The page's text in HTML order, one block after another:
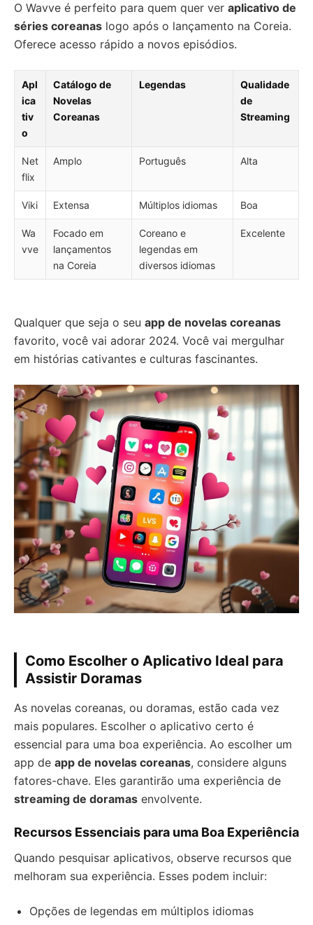
O Wavve é perfeito para quem quer ver aplicativo de
séries coreanas logo após o lançamento na Coreia.
Oferece acesso rápido a novos episódios.
Apl
ica
tiv
o
Catálogo de
Novelas
Coreanas
Legendas
Qualidade
de
Streaming
Net
flix
Amplo Português Alta
Viki Extensa Múltiplos idiomas Boa
Wa
vve
Focado em
lançamentos
na Coreia
Coreano e
legendas em
diversos idiomas
Excelente
Qualquer que seja o seu app de novelas coreanas
favorito, você vai adorar 2024. Você vai mergulhar
em histórias cativantes e culturas fascinantes.
Como Escolher o Aplicativo Ideal para
Assistir Doramas
As novelas coreanas, ou doramas, estão cada vez
mais populares. Escolher o aplicativo certo é
essencial para uma boa experiência. Ao escolher um
app de app de novelas coreanas, considere alguns
fatores-chave. Eles garantirão uma experiência de
streaming de doramas envolvente.
Recursos Essenciais para uma Boa Experiência
Quando pesquisar aplicativos, observe recursos que
melhoram sua experiência. Esses podem incluir:
Opções de legendas em múltiplos idiomas